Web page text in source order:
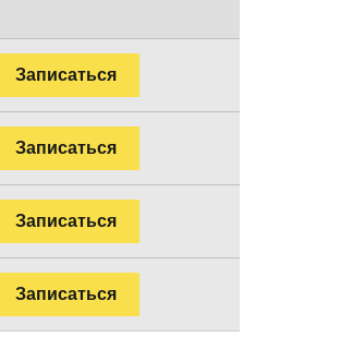
Записаться
Записаться
Записаться
Записаться